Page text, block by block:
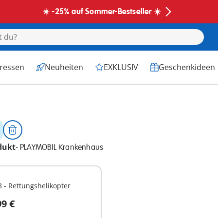
☀️ -25% auf Sommer-Bestseller ☀️
Neuheiten EXKLUSIV Geschenkideen
- PLAYMOBIL Krankenhaus
- Rettungshelikopter
€
den Warenkorb